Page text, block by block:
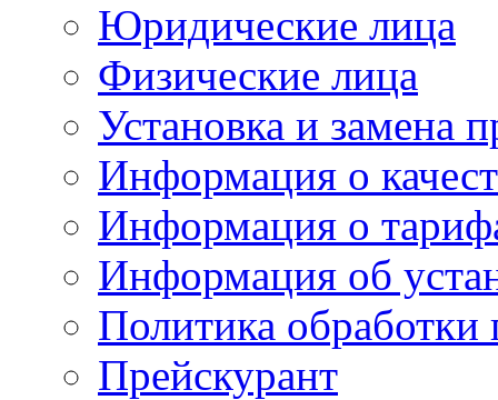
Юридические лица
Физические лица
Установка и замена
Информация о
Информация о
Информация об
Политика
Прейскурант